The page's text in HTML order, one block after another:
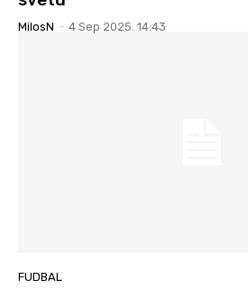
MilosN - 4 Sep 2025. 14:43
FUDBAL